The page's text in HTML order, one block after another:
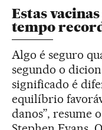
Estas
tempo
Algo é seguro
segundo o
significado é
equilíbrio
danos”, resume